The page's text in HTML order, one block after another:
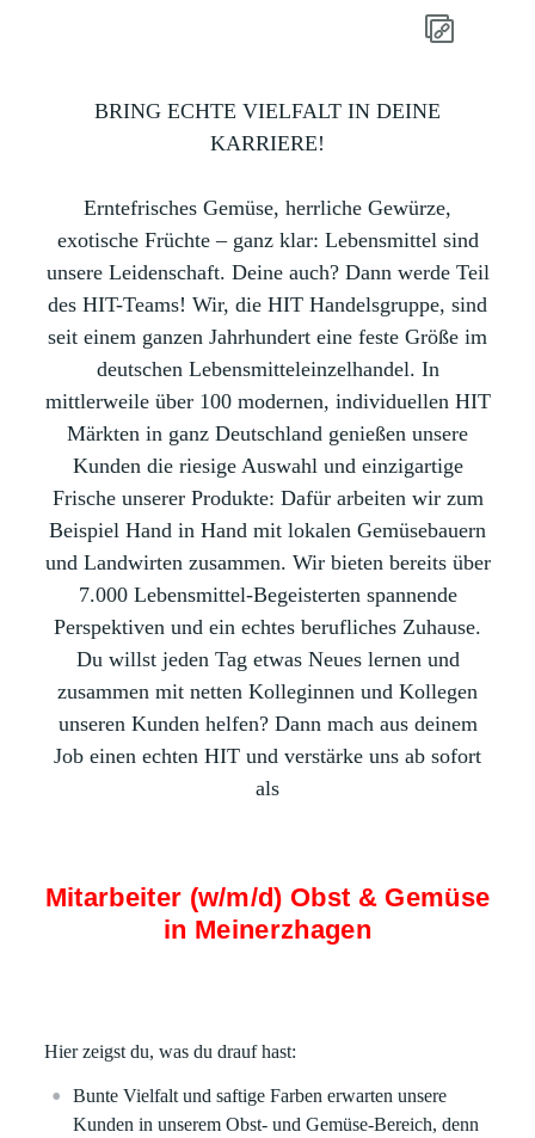
BRING ECHTE VIELFALT IN DEINE
KARRIERE!
Erntefrisches Gemüse, herrliche Gewürze,
exotische Früchte – ganz klar: Lebensmittel sind
unsere Leidenschaft. Deine auch? Dann werde Teil
des HIT-Teams! Wir, die HIT Handelsgruppe, sind
seit einem ganzen Jahrhundert eine feste Größe im
deutschen Lebensmitteleinzelhandel. In
mittlerweile über 100 modernen, individuellen HIT
Märkten in ganz Deutschland genießen unsere
Kunden die riesige Auswahl und einzigartige
Frische unserer Produkte: Dafür arbeiten wir zum
Beispiel Hand in Hand mit lokalen Gemüsebauern
und Landwirten zusammen. Wir bieten bereits über
7.000 Lebensmittel-Begeisterten spannende
Perspektiven und ein echtes berufliches Zuhause.
Du willst jeden Tag etwas Neues lernen und
zusammen mit netten Kolleginnen und Kollegen
unseren Kunden helfen? Dann mach aus deinem
Job einen echten HIT und verstärke uns ab sofort
als
Mitarbeiter (w/m/d) Obst & Gemüse
in Meinerzhagen
Hier zeigst du, was du drauf hast:
Bunte Vielfalt und saftige Farben erwarten unsere
Kunden in unserem Obst- und Gemüse-Bereich, denn